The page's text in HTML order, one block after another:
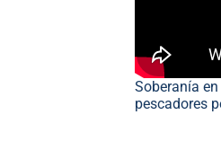
Soberanía
pescadores